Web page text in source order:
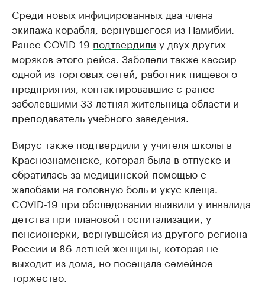
Среди новых инфицированных два члена
экипажа корабля, вернувшегося из Намибии.
Ранее COVID-19 подтвердили у двух других
моряков этого рейса. Заболели также кассир
одной из торговых сетей, работник пищевого
предприятия, контактировавшие с ранее
заболевшими 33-летняя жительница области и
преподаватель учебного заведения.
Вирус также подтвердили у учителя школы в
Краснознаменске, которая была в отпуске и
обратилась за медицинской помощью с
жалобами на головную боль и укус клеща.
COVID-19 при обследовании выявили у инвалида
детства при плановой госпитализации, у
пенсионерки, вернувшейся из другого региона
России и 86-летней женщины, которая не
выходит из дома, но посещала семейное
торжество.